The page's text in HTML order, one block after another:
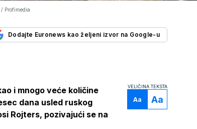
/ Profimedia
Dodajte Euronews kao željeni izvor na Google-u
VELIČINA TEKSTA
Aa Aa
i mnogo veće količine
dana usled ruskog
Rojters, pozivajući se na